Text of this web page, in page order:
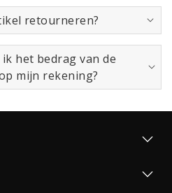
retourneren?
het bedrag van de
mijn rekening?